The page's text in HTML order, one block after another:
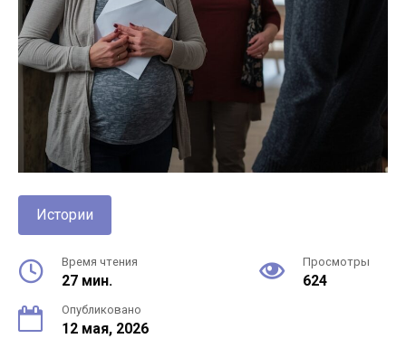
Истории
Время чтения
27 мин.
Просмотры
624
Опубликовано
12 мая, 2026